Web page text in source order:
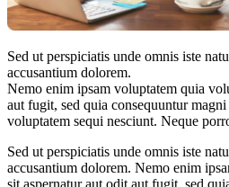
Sed ut perspiciatis unde omnis iste
accusantium dolorem.
Nemo enim ipsam voluptatem quia
aut fugit, sed quia consequuntur
voluptatem sequi nesciunt. Neque
Sed ut perspiciatis unde omnis iste
accusantium dolorem. Nemo enim